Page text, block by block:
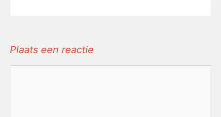
Plaats een reactie